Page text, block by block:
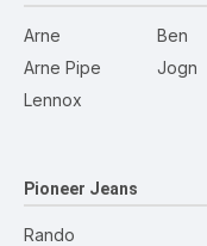
Arne
Arne Pipe
Lennox
Ben
Jogn
Pioneer Jeans
Rando